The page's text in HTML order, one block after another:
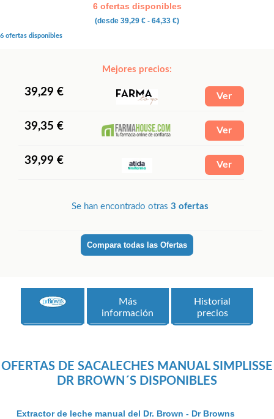
6 ofertas disponibles
(desde 39,29 € - 64,33 €)
6 ofertas disponibles
Mejores precios:
39,29 €
39,35 €
39,99 €
Se han encontrado otras3 ofertas
Compara todas las Ofertas
Más
información
Historial
precios
OFERTAS DE SACALECHES MANUAL SIMPLISSE
DR BROWN´S DISPONIBLES
Extractor de leche manual del Dr. Brown - Dr Browns